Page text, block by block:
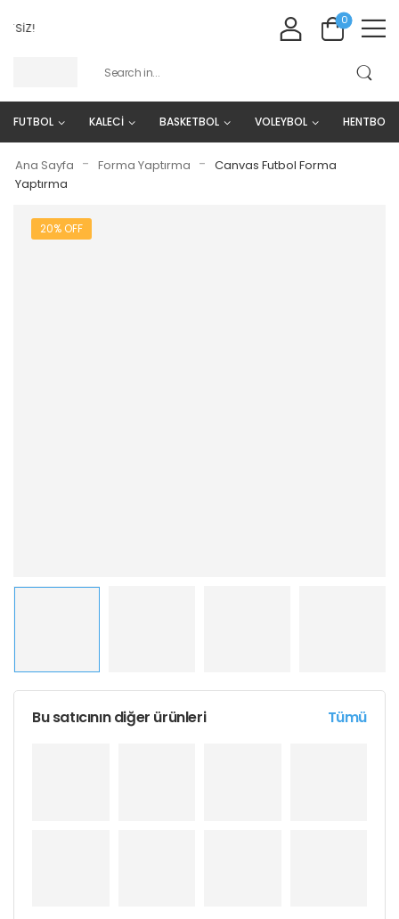
0
FUTBOL KALECİ BASKETBOL VOLEYBOL HENTBOL
Ana Sayfa - Forma Yaptırma - Canvas Futbol Forma
Yaptırma
20% OFF
Bu satıcının diğer ürünleri Tümü